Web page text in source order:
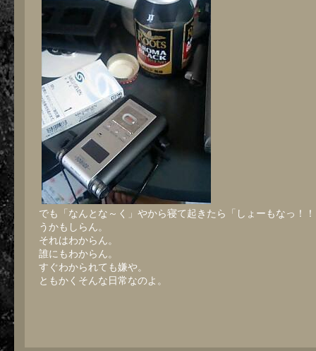
でも「なんとな～く」やから寝て起きたら「しょーもなっ！
うかもしらん。
それはわからん。
誰にもわからん。
すぐわかられても嫌や。
ともかくそんな日常なのよ。